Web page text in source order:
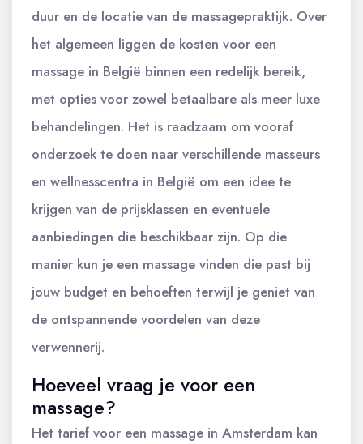
duur en de locatie van de massagepraktijk. Over
het algemeen liggen de kosten voor een
massage in België binnen een redelijk bereik,
met opties voor zowel betaalbare als meer luxe
behandelingen. Het is raadzaam om vooraf
onderzoek te doen naar verschillende masseurs
en wellnesscentra in België om een idee te
krijgen van de prijsklassen en eventuele
aanbiedingen die beschikbaar zijn. Op die
manier kun je een massage vinden die past bij
jouw budget en behoeften terwijl je geniet van
de ontspannende voordelen van deze
verwennerij.
Hoeveel vraag je voor een
massage?
Het tarief voor een massage in Amsterdam kan